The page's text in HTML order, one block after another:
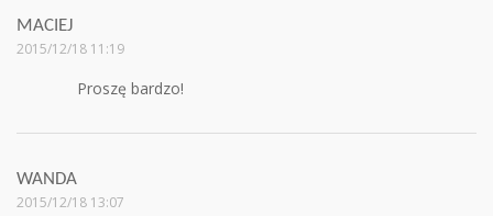
MACIEJ
2015/12/18 11:19
Proszę bardzo!
WANDA
2015/12/18 13:07